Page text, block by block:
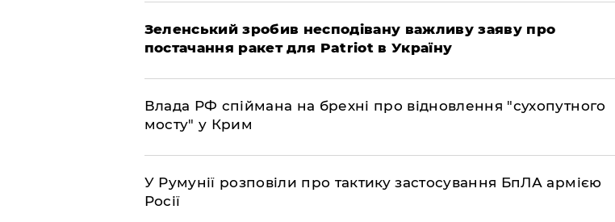
Зеленський зробив несподівану важливу заяву про
постачання ракет для Patriot в Україну
Влада РФ спіймана на брехні про відновлення "сухопутного
мосту" у Крим
У Румунії розповіли про тактику застосування БпЛА армією
Росії